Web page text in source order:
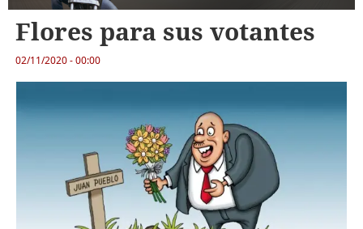
Flores para sus votantes
02/11/2020 - 00:00